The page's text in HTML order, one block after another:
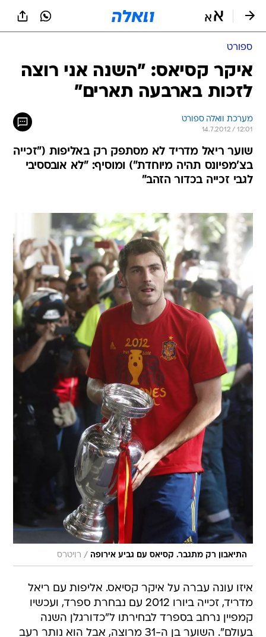
ספורט
איקר קסיאס: "השנה אני רוצה
לזכות בארבעה תארים"
מערכת וואלה ספורט
14.7.2012 / 12:01
שוער ריאל מדריד לא מסתפק רק באליפות ("זכייה
בצ'מפיונס תהיה מיוחדת") ומוסיף: "לא אובססיבי
לגבי זכייה בכדור הזהב"
התיאבון רק מתגבר. קסיאס עם גביע אירופה / רויטרס
איזו עונה עברה על איקר קסיאס. אליפות עם ריאל
מדריד, זכייה ביורו 2012 עם נבחרת ספרד, ועכשיו
קמפיין נרחב בספרד לבחירתו ל"כדורגלן השנה
בעולם". השוער בן ה-31 מרוצה, אבל הוא נותר רעב